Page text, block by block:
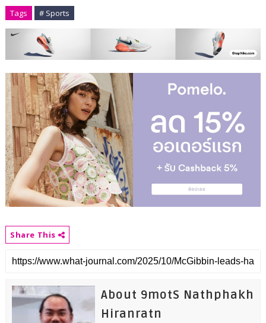
Tags # Sports
Share This
About 9motS Nathphakh
Hiranratn